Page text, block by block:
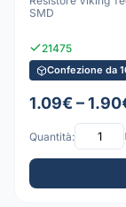
SMD
21475
Confezione da
1.09€ –
Quantità: